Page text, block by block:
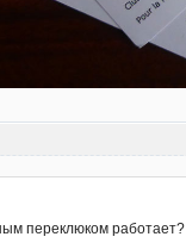
переклюком работает?